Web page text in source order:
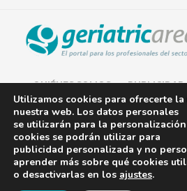
QUIÉNES SOMOS PUBLICIDAD
AVISO LEGAL
POLÍTICA DE COOKIES
POLÍTICA DE PRIVACIDAD
Utilizamos cookies para ofrecerte
nuestra web. Los datos personales
se utilizarán para la
cookies se podrán utilizar para
publicidad personalizada y no
aprender más sobre qué cookies
o desactivarlas en los ajustes.